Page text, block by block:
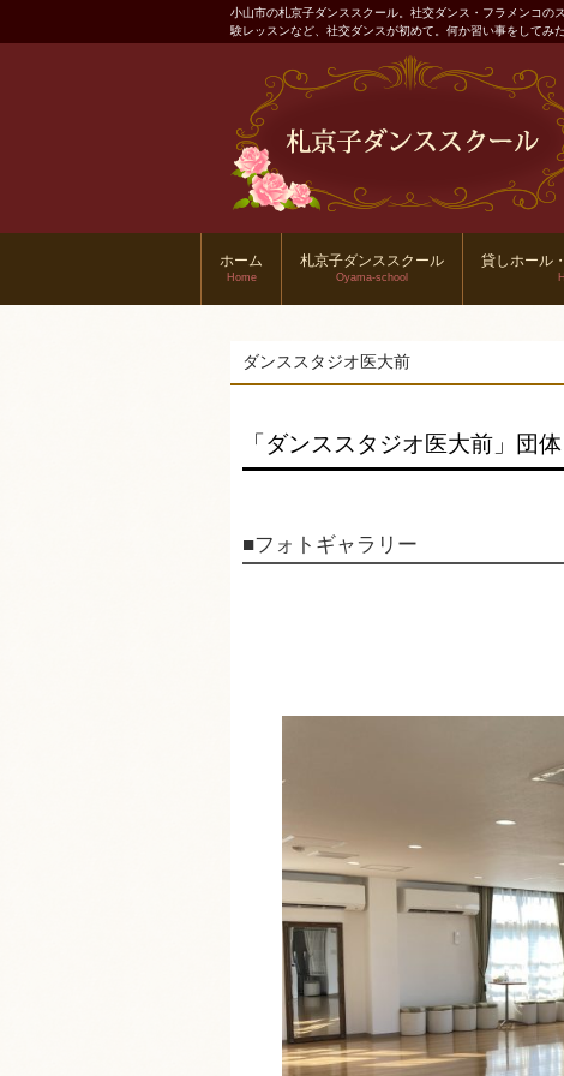
小山市の札京子ダンススクール。社交ダンス・フラメンコの
験レッスンなど、社交ダンスが初めて。何か習い事をしてみ
ホーム
Home
札京子ダンススクール
Oyama-school
貸しホール
ダンススタジオ医大前
「ダンススタジオ医大前」団
■フォトギャラリー